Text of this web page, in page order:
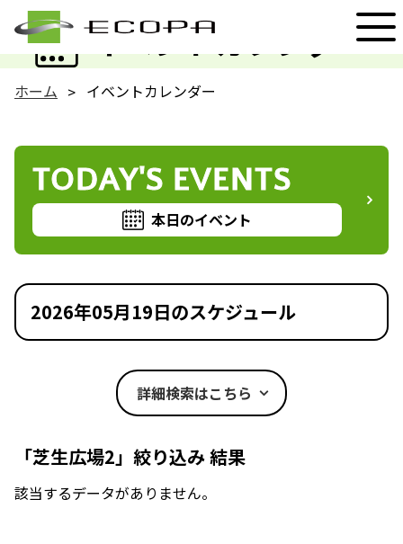
イベントカレンダー
EVENT
ホーム イベントカレンダー
TODAY'S EVENTS
本日のイベント
2026年05月19日のスケジュール
詳細検索はこちら
「芝生広場2」絞り込み 結果
該当するデータがありません。